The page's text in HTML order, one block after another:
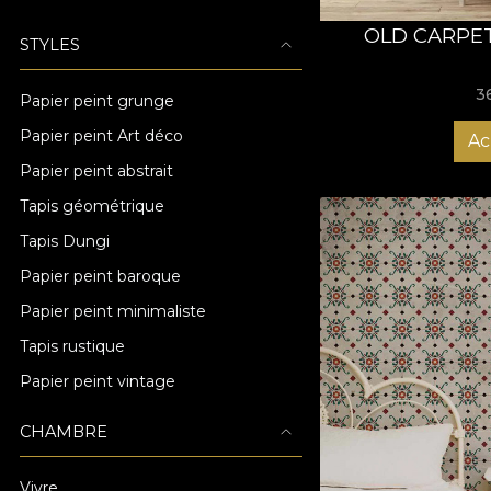
STYLES
Papier peint grunge
Papier peint Art déco
Papier peint abstrait
Tapis géométrique
Tapis Dungi
Papier peint baroque
Papier peint minimaliste
Tapis rustique
Papier peint vintage
CHAMBRE
OLD